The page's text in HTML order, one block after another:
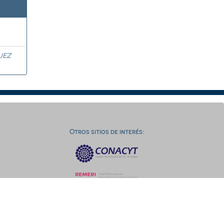
Otros sitios de interés: